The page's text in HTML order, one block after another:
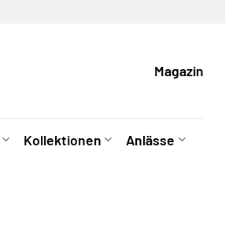
Magazin
Kollektionen Anlässe